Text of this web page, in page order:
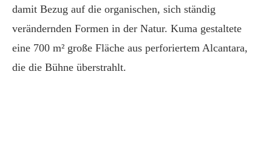
damit Bezug auf die organischen, sich ständig
verändernden Formen in der Natur. Kuma gestaltete
eine 700 m² große Fläche aus perforiertem Alcantara,
die die Bühne überstrahlt.